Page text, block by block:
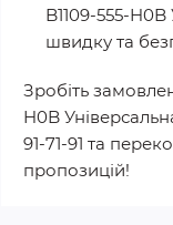
B1109-555-
швидку та
Зробіть
H0B
91-71-91 та
пропозицій!